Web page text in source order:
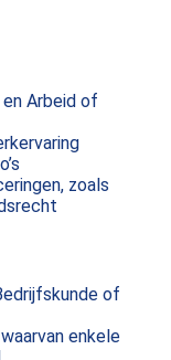
Arbeid of
zoals
of
enkele